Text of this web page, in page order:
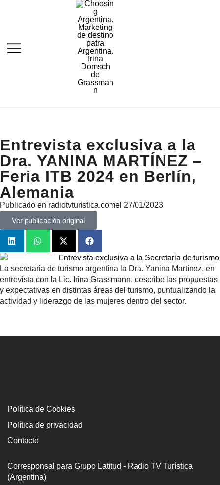
Entrevista exclusiva a la
Dra. YANINA MARTÍNEZ –
Feria ITB 2024 en Berlín,
Alemania
Publicado en radiotvturistica.comel 27/01/2023
Ver publicación original
La secretaria de turismo argentina la Dra. Yanina Martínez, en
entrevista con la Lic. Irina Grassmann, describe las propuestas
y expectativas en distintas áreas del turismo, puntualizando la
actividad y liderazgo de las mujeres dentro del sector.
Política de Cookies
Política de privacidad
Contacto
Corresponsal para Grupo Latitud - Radio TV Turística
(Argentina)